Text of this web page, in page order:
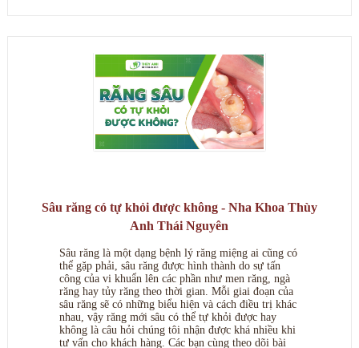
Sâu răng có tự khỏi được không - Nha Khoa Thùy
Anh Thái Nguyên
Sâu răng là một dạng bệnh lý răng miệng ai cũng có
thể gặp phải, sâu răng được hình thành do sự tấn
công của vi khuẩn lên các phần như men răng, ngà
răng hay tủy răng theo thời gian. Mỗi giai đoạn của
sâu răng sẽ có những biểu hiện và cách điều trị khác
nhau, vậy răng mới sâu có thể tự khỏi được hay
không là câu hỏi chúng tôi nhận được khá nhiều khi
tư vấn cho khách hàng. Các bạn cùng theo dõi bài